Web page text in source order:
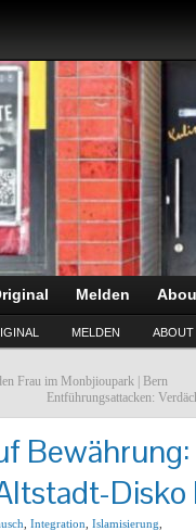
Melden
MELDEN ABOUT
Frau im Monbjioupark | Bern
Entführungsattacken:
Disko
Integration Islamisierung